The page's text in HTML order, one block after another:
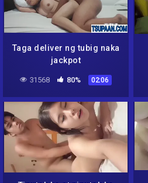
Taga deliver ng tubig naka
jackpot
31568 80% 02:06